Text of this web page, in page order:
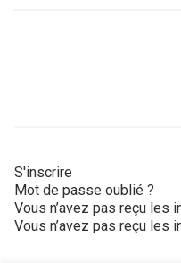
S'inscrire
Mot de passe oublié ?
Vous n’avez pas reçu les
Vous n’avez pas reçu les